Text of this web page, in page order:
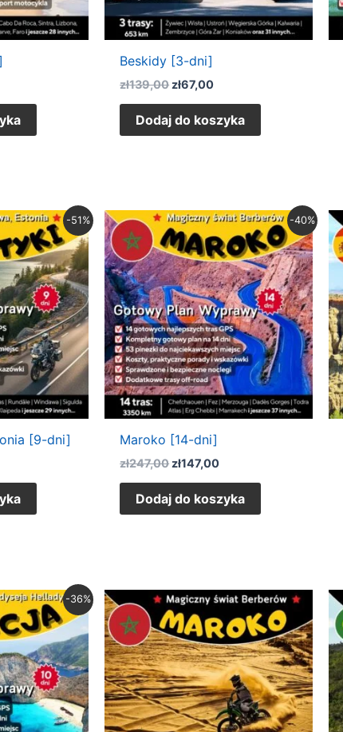
Beskidy [3-dni]
zł139,00 zł67,00
Dodaj do koszyka
-51%
[9-dni]
-40%
Maroko [14-dni]
zł247,00
Pierwotna
cena
wynosiła:
zł247,00.
zł147,00
Aktualna
cena
wynosi:
zł147,00.
Dodaj do koszyka
-36%